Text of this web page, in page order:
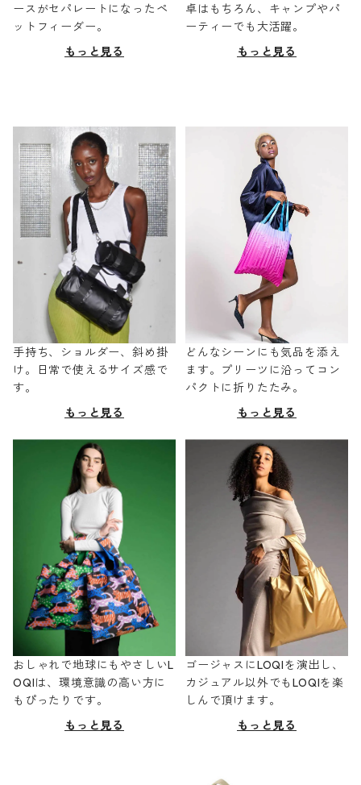
ースがセパレートになったペ
ットフィーダー。
もっと見る
卓はもちろん、キャンプやパ
ーティーでも大活躍。
もっと見る
手持ち、ショルダー、斜め掛
け。日常で使えるサイズ感で
す。
もっと見る
どんなシーンにも気品を添え
ます。プリーツに沿ってコン
パクトに折りたたみ。
もっと見る
おしゃれで地球にもやさしいL
OQIは、環境意識の高い方に
もぴったりです。
もっと見る
ゴージャスにLOQIを演出し、
カジュアル以外でもLOQIを楽
しんで頂けます。
もっと見る